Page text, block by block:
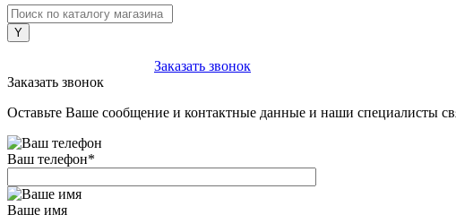
Заказать звонок
Заказать звонок
Оставьте Ваше сообщение и контактные данные и наши специалисты
Ваш телефон*
Ваше имя